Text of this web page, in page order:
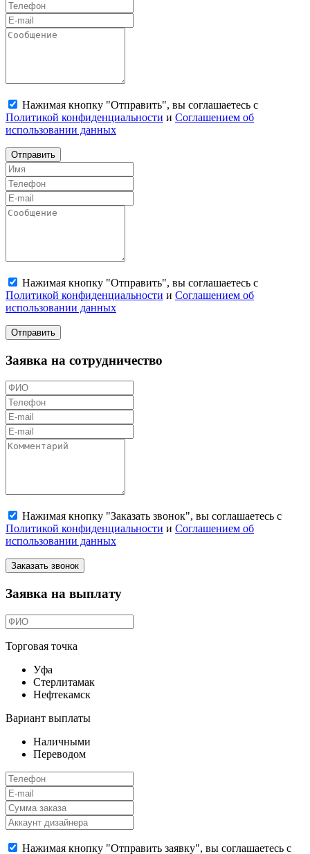
Нажимая кнопку "Отправить", вы соглашаетесь с
Политикой конфиденциальности и Соглашением об
использовании данных
Отправить
Нажимая кнопку "Отправить", вы соглашаетесь с
Политикой конфиденциальности и Соглашением об
использовании данных
Отправить
Заявка на сотрудничество
Нажимая кнопку "Заказать звонок", вы соглашаетесь с
Политикой конфиденциальности и Соглашением об
использовании данных
Заказать звонок
Заявка на выплату
Торговая точка
Уфа
Стерлитамак
Нефтекамск
Вариант выплаты
Наличными
Переводом
Нажимая кнопку "Отправить заявку", вы соглашаетесь с